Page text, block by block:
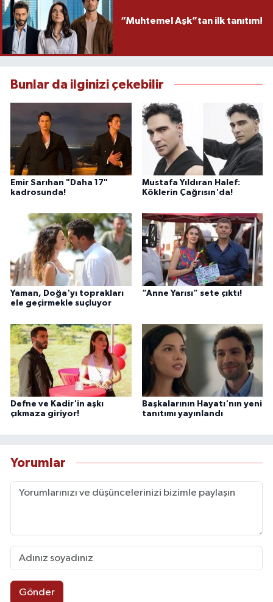
“Muhtemel Aşk”tan ilk tanıtım!
Bunlar da ilginizi çekebilir
Emir Sarıhan "Daha 17"
kadrosunda!
Mustafa Yıldıran Halef:
Köklerin Çağrısın'da!
Yaman, Doğa'yı toprakları
ele geçirmekle suçluyor
“Anne Yarısı” sete çıktı!
Defne ve Kadir'in aşkı
çıkmaza giriyor!
Başkalarının Hayatı'nın yeni
tanıtımı yayınlandı
Yorumlar
Gönder